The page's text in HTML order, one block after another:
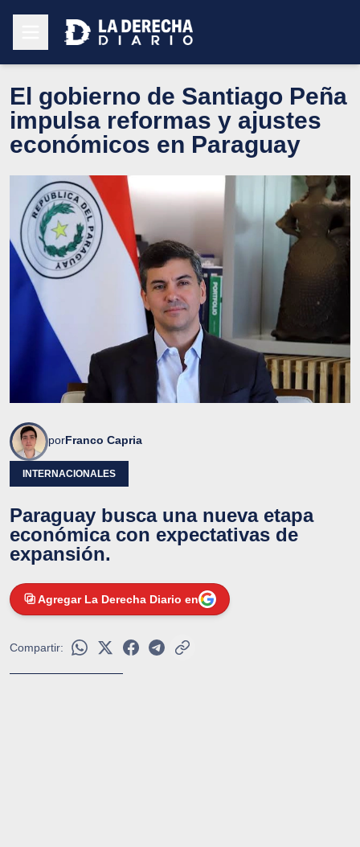
El gobierno de Santiago Peña
impulsa reformas y ajustes
económicos en Paraguay
porFranco Capria
INTERNACIONALES
Paraguay busca una nueva etapa
económica con expectativas de
expansión.
Agregar La Derecha Diario en
Compartir: